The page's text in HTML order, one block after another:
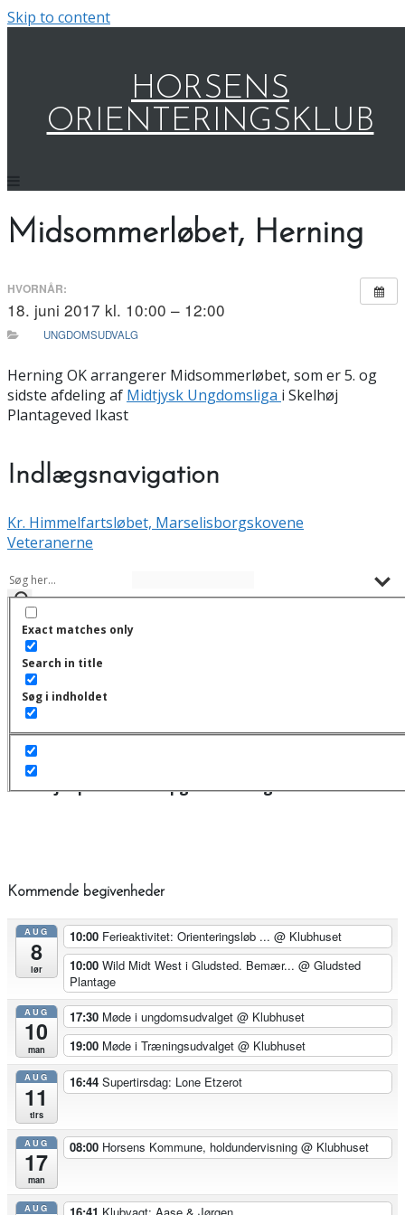
Skip to content
HORSENS
ORIENTERINGSKLUB
Midsommerløbet, Herning
HVORNÅR:
18. juni 2017 kl. 10:00 – 12:00
UNGDOMSUDVALG
Herning OK arrangerer Midsommerløbet, som er 5. og
sidste afdeling af Midtjysk Ungdomsliga i Skelhøj
Plantageved Ikast
Indlægsnavigation
Kr. Himmelfartsløbet, Marselisborgskovene
Veteranerne
Exact matches only
Search in title
Søg i indholdet
Åbne løb
Der er ingen kommende begivenheder.
Hjælp din klub - opgave oversigt!
Kommende begivenheder
AUG
8
lør
10:00 Ferieaktivitet: Orienteringsløb ... @ Klubhuset
10:00 Wild Midt West i Gludsted. Bemær... @ Gludsted
Plantage
AUG
10
man
17:30 Møde i ungdomsudvalget @ Klubhuset
19:00 Møde i Træningsudvalget @ Klubhuset
AUG
11
tirs
16:44 Supertirsdag: Lone Etzerot
AUG
17
man
08:00 Horsens Kommune, holdundervisning @ Klubhuset
AUG